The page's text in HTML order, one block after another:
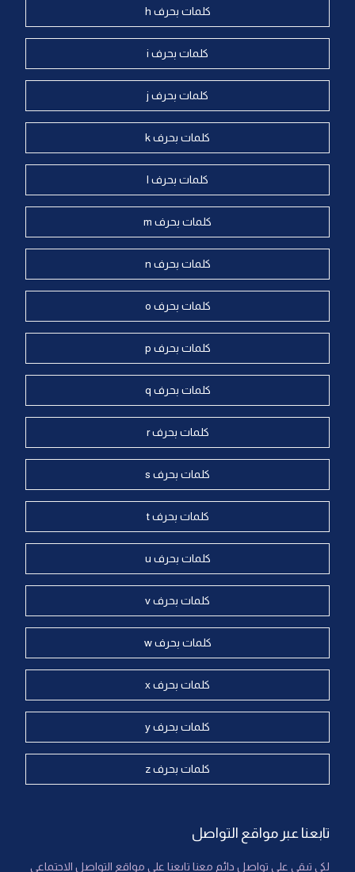
كلمات بحرف h
كلمات بحرف i
كلمات بحرف j
كلمات بحرف k
كلمات بحرف l
كلمات بحرف m
كلمات بحرف n
كلمات بحرف o
كلمات بحرف p
كلمات بحرف q
كلمات بحرف r
كلمات بحرف s
كلمات بحرف t
كلمات بحرف u
كلمات بحرف v
كلمات بحرف w
كلمات بحرف x
كلمات بحرف y
كلمات بحرف z
تابعنا عبر مواقع التواصل
لكي تبقى على تواصل دائم معنا تابعنا على مواقع التواصل الاجتماعي